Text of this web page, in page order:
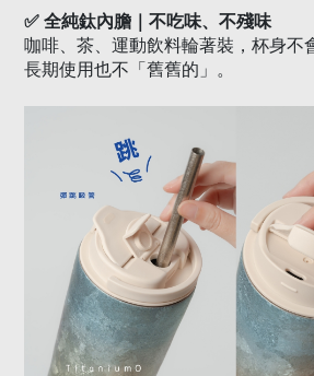
✅全純鈦內膽｜不吃味、不殘味
咖啡、茶、運動飲料輪著裝，杯身不
長期使用也不「舊舊的」。